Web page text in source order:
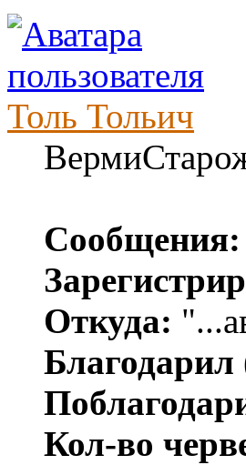
Толь Тольич
Сообщения:
Откуда:
Благодарил
Кол-во